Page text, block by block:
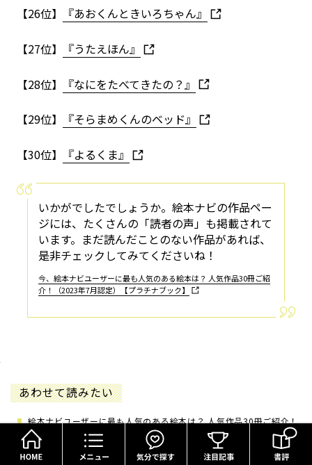
【26位】 『あおくんときいろちゃん』
【27位】 『うたえほん』
【28位】 『なにをたべてきたの？』
【29位】 『そらまめくんのベッド』
【30位】 『よるくま』
いかがでしたでしょうか。絵本ナビの作品ペー
ジには、たくさんの「読者の声」も掲載されて
います。まだ読んだことのない作品があれば、
是非チェックしてみてくださいね！
今、絵本ナビユーザーに最も人気のある絵本は？ 人気作品30冊ご紹
介！（2023年7月認定）【プラチナブック】
あわせて読みたい
絵本ナビユーザーに最も人気のある絵本は？ 人気作品30冊ご紹介！
（2024年7月...
絵本ナビユーザーが選んだ人気作品30冊は…？「プラチナブック」